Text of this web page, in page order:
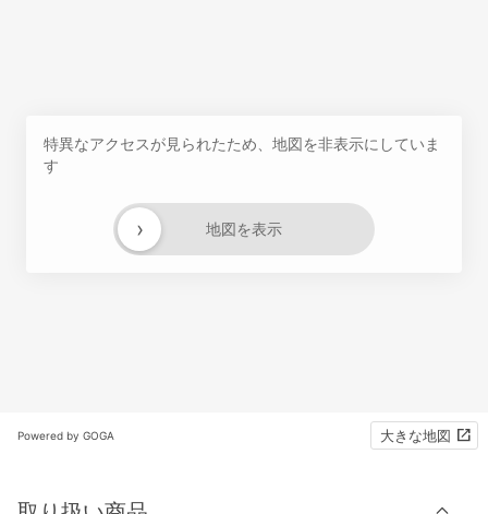
特異なアクセスが見られたため、地図を非表示にしていま
す
地図を表示
›
Powered by GOGA 大きな地図